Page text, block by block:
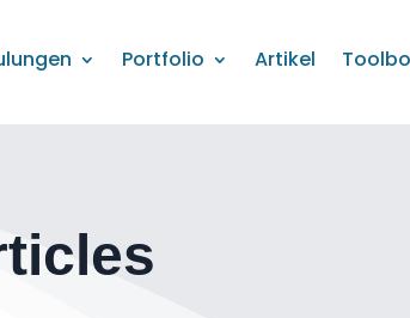
Portfolio Artikel